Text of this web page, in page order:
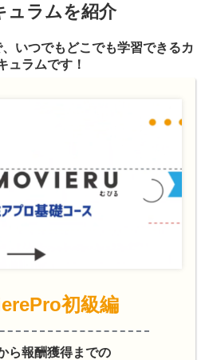
ュラムを紹介
いつでもどこでも学習できるカ
ュラムです！
初級編
ら報酬獲得までの